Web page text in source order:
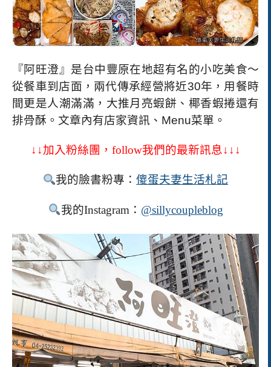
『阿旺澄』是台中豐原在地超有名的小吃美食～
從餐車到店面，兩代傳承經營將近30年，用餐時
間更是人潮滿滿，大推月亮蝦餅、椰香蝦捲還有
排骨酥。文章內有店家資訊、 Menu菜單。
↓↓加入粉絲團， follow我們的最新訊息↓↓↓
我的臉書粉專：傻蛋夫妻生活札記
我的Instagram ： @sillycoupleblog